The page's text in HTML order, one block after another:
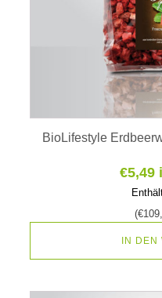
BioLifestyle
€5,49
(€
IN